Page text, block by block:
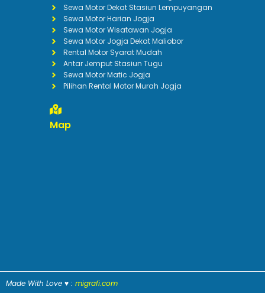
Sewa Motor Dekat Stasiun Lempuyangan
Sewa Motor Harian Jogja
Sewa Motor Wisatawan Jogja
Sewa Motor Jogja Dekat Maliobor
Rental Motor Syarat Mudah
Antar Jemput Stasiun Tugu
Sewa Motor Matic Jogja
Pilihan Rental Motor Murah Jogja
Map
Made With Love ♥ : migrafi.com